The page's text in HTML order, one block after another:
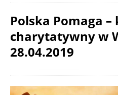
Polska Pomaga
charytatywny w
28.04.2019